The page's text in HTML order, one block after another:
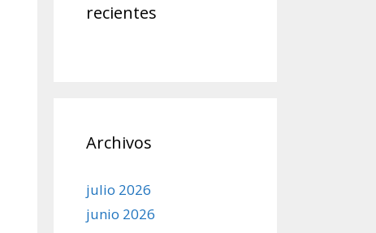
recientes
Archivos
julio 2026
junio 2026